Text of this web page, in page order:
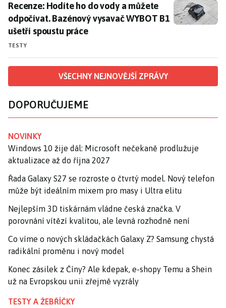
Recenze: Hodíte ho do vody a můžete odpočívat.
Recenze: Hodíte ho do vody a můžete
odpočívat. Bazénový vysavač WYBOT B1
ušetří spoustu práce
TESTY
VŠECHNY NEJNOVĚJŠÍ ZPRÁVY
DOPORUČUJEME
NOVINKY
Windows 10 žije dál: Microsoft nečekaně prodlužuje
aktualizace až do října 2027
Řada Galaxy S27 se rozroste o čtvrtý model. Nový telefon
může být ideálním mixem pro masy i Ultra elitu
Nejlepším 3D tiskárnám vládne česká značka. V
porovnání vítězí kvalitou, ale levná rozhodně není
Co víme o nových skládačkách Galaxy Z? Samsung chystá
radikální proměnu i nový model
Konec zásilek z Číny? Ale kdepak, e-shopy Temu a Shein
už na Evropskou unii zřejmě vyzrály
TESTY A ŽEBŘÍČKY